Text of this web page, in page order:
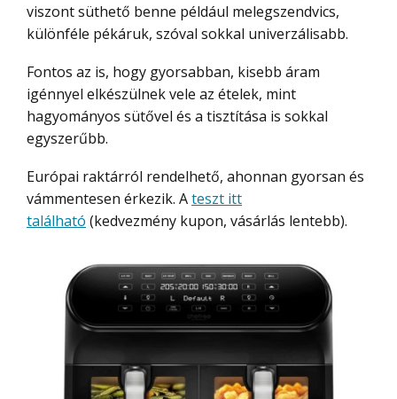
viszont süthető benne például melegszendvics,
különféle pékáruk, szóval sokkal univerzálisabb.
Fontos az is, hogy gyorsabban, kisebb áram
igénnyel elkészülnek vele az ételek, mint
hagyományos sütővel és a tisztítása is sokkal
egyszerűbb.
Európai raktárról rendelhető, ahonnan gyorsan és
vámmentesen érkezik. Ateszt itt
található (kedvezmény kupon, vásárlás lentebb).